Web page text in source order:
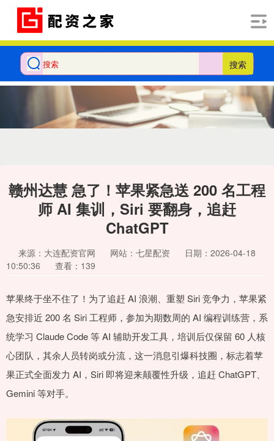
搜索
赣州达慧 急了！苹果紧急送 200 名工程
师 AI 集训，Siri 要翻身，追赶
ChatGPT
来源：大连配资官网 网站：七星配资
日期：2026-04-18
10:50:36
查看：139
苹果终于坐不住了！为了追赶 AI 浪潮、重塑 Siri 竞争力，苹果紧
急安排近 200 名 Siri 工程师，参加为期数周的 AI 编程训练营，系
统学习 Claude Code 等 AI 辅助开发工具，培训后仅保留 60 人核
心团队，其余人员转岗或分流，这一消息引爆科技圈，标志着苹
果正式全面发力 AI，Siri 即将迎来颠覆性升级，追赶 ChatGPT、
Gemini 等对手。